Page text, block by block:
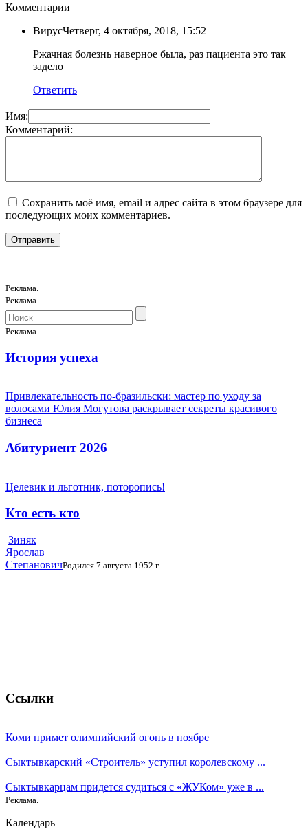
Комментарии
ВирусЧетверг, 4 октября, 2018, 15:52
Ржачная болезнь наверное была, раз пациента это так
задело
Ответить
Имя:
Комментарий:
Сохранить моё имя, email и адрес сайта в этом браузере для
последующих моих комментариев.
Реклама.
Реклама.
Реклама.
История успеха
Привлекательность по-бразильски: мастер по уходу за
волосами Юлия Могутова раскрывает секреты красивого
бизнеса
Абитуриент 2026
Целевик и льготник, поторопись!
Кто есть кто
Зиняк
Ярослав
СтепановичРодился 7 августа 1952 г.
Ссылки
Коми примет олимпийский огонь в ноябре
Сыктывкарский «Строитель» уступил королевскому ...
Сыктывкарцам придется судиться с «ЖУКом» уже в ...
Реклама.
Календарь